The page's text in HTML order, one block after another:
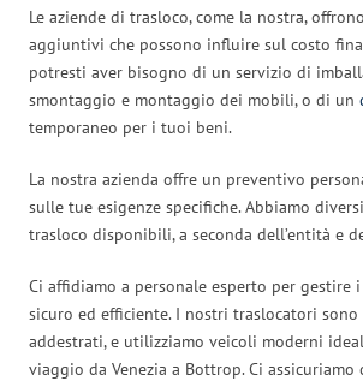
Le aziende di trasloco, come la nostra,
aggiuntivi che possono influire sul costo
potresti aver bisogno di un servizio di
smontaggio e montaggio dei mobili, o di un
temporaneo per i tuoi beni.
La nostra azienda offre un preventivo
sulle tue esigenze specifiche. Abbiamo
trasloco disponibili, a seconda dell’entità e
Ci affidiamo a personale esperto per gestire
sicuro ed efficiente. I nostri traslocatori
addestrati, e utilizziamo veicoli moderni
viaggio da Venezia a Bottrop. Ci assicuriamo